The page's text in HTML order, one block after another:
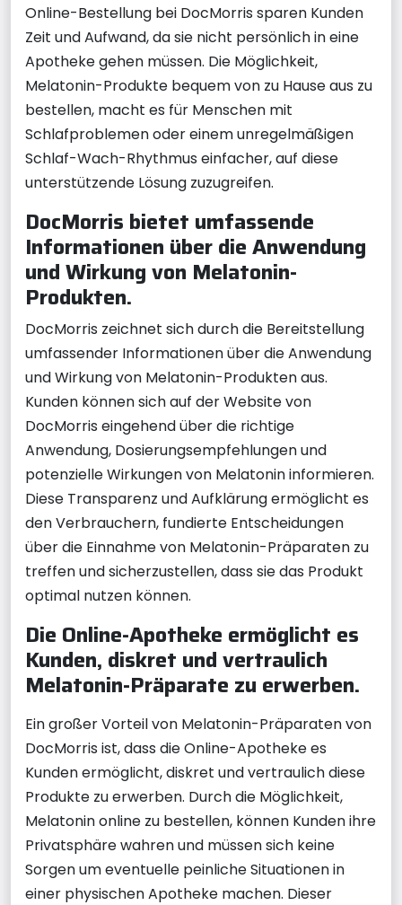
Online-Bestellung bei DocMorris sparen Kunden
Zeit und Aufwand, da sie nicht persönlich in eine
Apotheke gehen müssen. Die Möglichkeit,
Melatonin-Produkte bequem von zu Hause aus zu
bestellen, macht es für Menschen mit
Schlafproblemen oder einem unregelmäßigen
Schlaf-Wach-Rhythmus einfacher, auf diese
unterstützende Lösung zuzugreifen.
DocMorris bietet umfassende
Informationen über die Anwendung
und Wirkung von Melatonin-
Produkten.
DocMorris zeichnet sich durch die Bereitstellung
umfassender Informationen über die Anwendung
und Wirkung von Melatonin-Produkten aus.
Kunden können sich auf der Website von
DocMorris eingehend über die richtige
Anwendung, Dosierungsempfehlungen und
potenzielle Wirkungen von Melatonin informieren.
Diese Transparenz und Aufklärung ermöglicht es
den Verbrauchern, fundierte Entscheidungen
über die Einnahme von Melatonin-Präparaten zu
treffen und sicherzustellen, dass sie das Produkt
optimal nutzen können.
Die Online-Apotheke ermöglicht es
Kunden, diskret und vertraulich
Melatonin-Präparate zu erwerben.
Ein großer Vorteil von Melatonin-Präparaten von
DocMorris ist, dass die Online-Apotheke es
Kunden ermöglicht, diskret und vertraulich diese
Produkte zu erwerben. Durch die Möglichkeit,
Melatonin online zu bestellen, können Kunden ihre
Privatsphäre wahren und müssen sich keine
Sorgen um eventuelle peinliche Situationen in
einer physischen Apotheke machen. Dieser